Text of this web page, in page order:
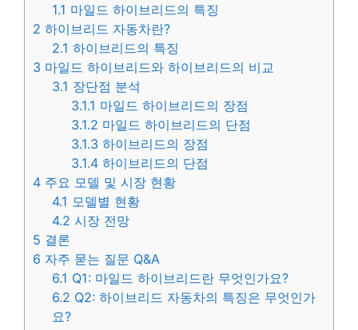
1.1 마일드 하이브리드의 특징
2 하이브리드 자동차란?
2.1 하이브리드의 특징
3 마일드 하이브리드와 하이브리드의 비교
3.1 장단점 분석
3.1.1 마일드 하이브리드의 장점
3.1.2 마일드 하이브리드의 단점
3.1.3 하이브리드의 장점
3.1.4 하이브리드의 단점
4 주요 모델 및 시장 현황
4.1 모델별 현황
4.2 시장 전망
5 결론
6 자주 묻는 질문 Q&A
6.1 Q1: 마일드 하이브리드란 무엇인가요?
6.2 Q2: 하이브리드 자동차의 특징은 무엇인가
요?